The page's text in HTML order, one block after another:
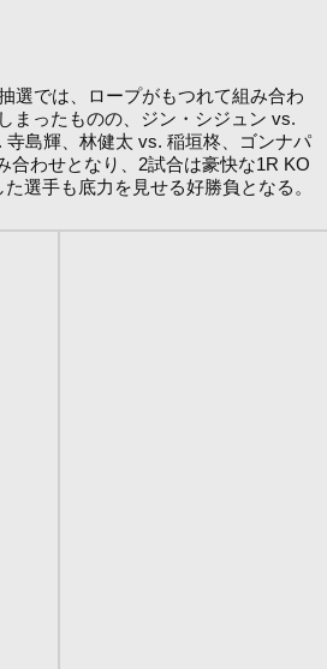
選では、ロープがもつれて組み合わ
まったものの、ジン・シジュン vs.
寺島輝、林健太 vs. 稲垣柊、ゴンナパ
合わせとなり、2試合は豪快な1R KO
選手も底力を見せる好勝負となる。